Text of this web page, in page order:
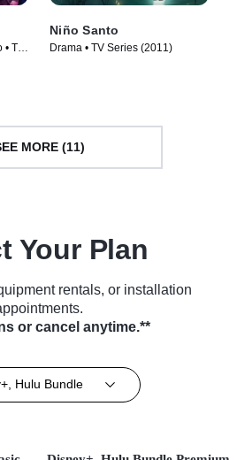
TV
Niño Santo
Drama • TV Series (2011)
MORE (11)
Your Plan
rentals, or installation
or cancel anytime.**
Hulu Bundle